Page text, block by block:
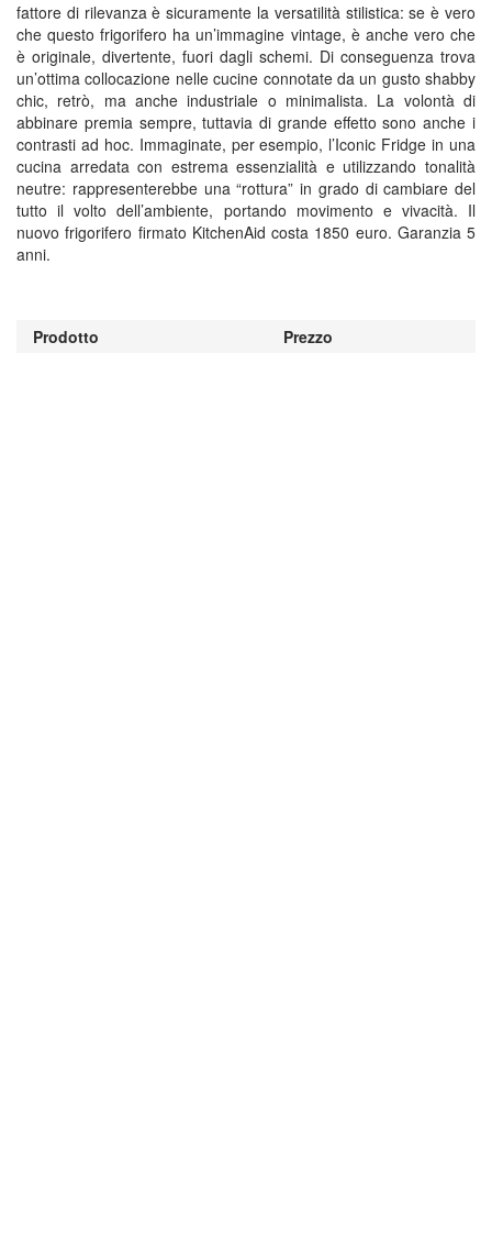
fattore di rilevanza è sicuramente la versatilità stilistica: se è vero
che questo frigorifero ha un’immagine vintage, è anche vero che
è originale, divertente, fuori dagli schemi. Di conseguenza trova
un’ottima collocazione nelle cucine connotate da un gusto shabby
chic, retrò, ma anche industriale o minimalista. La volontà di
abbinare premia sempre, tuttavia di grande effetto sono anche i
contrasti ad hoc. Immaginate, per esempio, l’Iconic Fridge in una
cucina arredata con estrema essenzialità e utilizzando tonalità
neutre: rappresenterebbe una “rottura” in grado di cambiare del
tutto il volto dell’ambiente, portando movimento e vivacità. Il
nuovo frigorifero firmato KitchenAid costa 1850 euro. Garanzia 5
anni.
Prodotto Prezzo